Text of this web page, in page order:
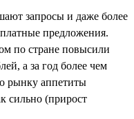
запросы и даже более
предложения.
по стране повысили
а за год более чем
рынку аппетиты
сильно (прирост